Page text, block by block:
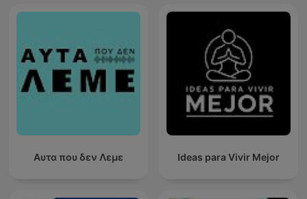
Αυτα που δεν Λεμε Ideas para Vivir Mejor